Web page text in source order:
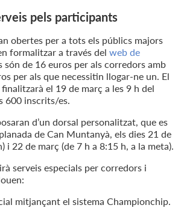
pels participants
obertes per a tots els públics majors
formalitzar a través del web de
són de 16 euros per als corredors amb
per als que necessitin llogar-ne un. El
el 19 de març a les 9 h del
600 inscrits/es.
d’un dorsal personalitzat, que es
de Can Muntanyà, els dies 21 de
i 22 de març (de 7 h a 8:15 h, a la meta).
serveis especials per corredors i
mitjançant el sistema Championchip.